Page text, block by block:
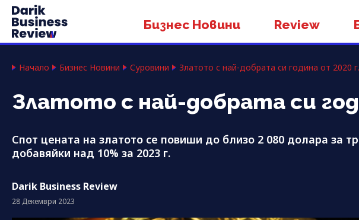
Бизнес Новини Review
Начало Бизнес Новини Суровини Златото с най-добрата си година от 2020
Златото с най-добрата си
Спот цената на златото се повиши до близо 2 080 долара за
добавяйки над 10% за 2023 г.
Darik Business Review
28 Декември 2023